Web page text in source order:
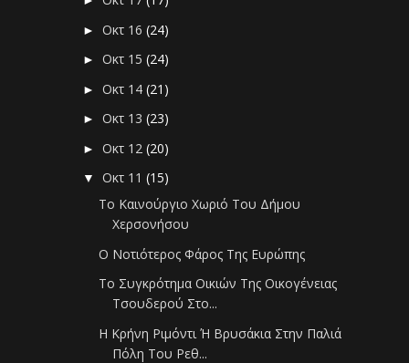
►Οκτ 16(24)
►Οκτ 15(24)
►Οκτ 14(21)
►Οκτ 13(23)
►Οκτ 12(20)
▼Οκτ 11(15)
Το Καινούργιο Χωριό Του Δήμου
Χερσονήσου
Ο Νοτιότερος Φάρος Της Ευρώπης
Το Συγκρότημα Οικιών Της Οικογένειας
Τσουδερού Στο...
Η Κρήνη Ριμόντι Ή Βρυσάκια Στην Παλιά
Πόλη Του Ρεθ...